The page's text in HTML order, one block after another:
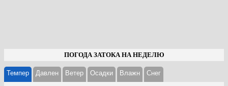
ПОГОДА ЗАТОКА НА НЕДЕЛЮ
Темпер Давлен Ветер Осадки Влажн Cнег